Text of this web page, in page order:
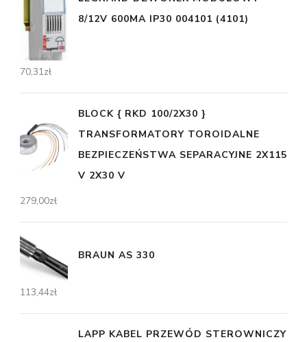
8/12V 600MA IP30 004101 (4101)
70,31zł
BLOCK { RKD 100/2X30 }
TRANSFORMATORY TOROIDALNE
BEZPIECZEŃSTWA SEPARACYJNE 2X115
V 2X30 V
279,00zł
BRAUN AS 330
113,44zł
LAPP KABEL PRZEWÓD STEROWNICZY